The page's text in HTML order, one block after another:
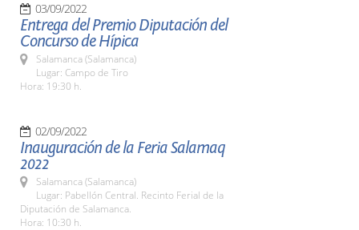
03/09/2022
Entrega del Premio Diputación del
Concurso de Hípica
Salamanca (Salamanca)
Lugar: Campo de Tiro
Hora: 19:30 h.
02/09/2022
Inauguración de la Feria Salamaq
2022
Salamanca (Salamanca)
Lugar: Pabellón Central. Recinto Ferial de la
Diputación de Salamanca.
Hora: 10:30 h.